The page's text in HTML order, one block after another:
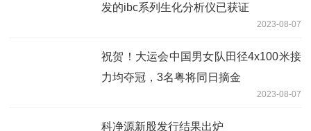
发的ibc系列生化分析仪已获证
2023-08-07
祝贺！大运会中国男女队田径4x100米接
力均夺冠，3名粤将同日摘金
2023-08-07
科净源新股发行结果出炉